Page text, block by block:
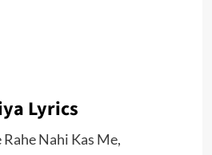
Lyrics
Nahi Kas Me,